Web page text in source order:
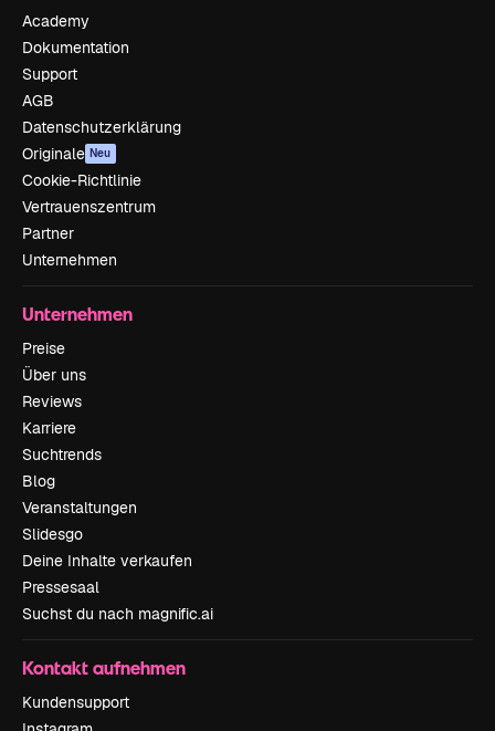
Academy
Dokumentation
Support
AGB
Datenschutzerklärung
Originale Neu
Cookie-Richtlinie
Vertrauenszentrum
Partner
Unternehmen
Unternehmen
Preise
Über uns
Reviews
Karriere
Suchtrends
Blog
Veranstaltungen
Slidesgo
Deine Inhalte verkaufen
Pressesaal
Suchst du nach magnific.ai
Kontakt aufnehmen
Kundensupport